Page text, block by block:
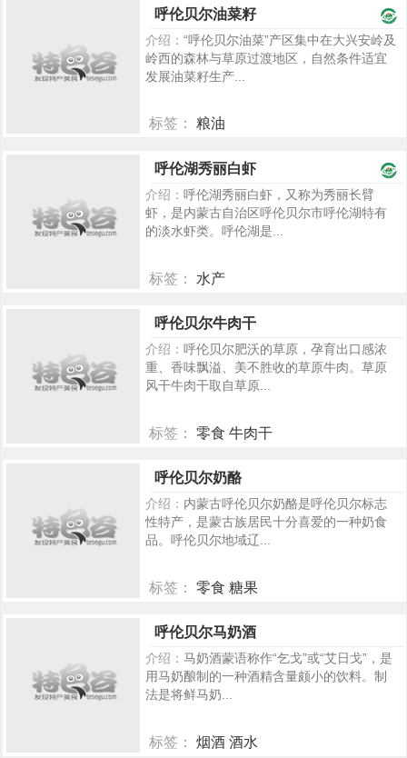
呼伦贝尔油菜籽
介绍： “呼伦贝尔油菜”产区集中在大兴安岭及
岭西的森林与草原过渡地区，自然条件适宜
发展油菜籽生产...
标签： 粮油
呼伦湖秀丽白虾
介绍： 呼伦湖秀丽白虾，又称为秀丽长臂
虾，是内蒙古自治区呼伦贝尔市呼伦湖特有
的淡水虾类。呼伦湖是...
标签： 水产
呼伦贝尔牛肉干
介绍： 呼伦贝尔肥沃的草原，孕育出口感浓
重、香味飘溢、美不胜收的草原牛肉。草原
风干牛肉干取自草原...
标签： 零食 牛肉干
呼伦贝尔奶酪
介绍： 内蒙古呼伦贝尔奶酪是呼伦贝尔标志
性特产，是蒙古族居民十分喜爱的一种奶食
品。呼伦贝尔地域辽...
标签： 零食 糖果
呼伦贝尔马奶酒
介绍： 马奶酒蒙语称作“乞戈”或“艾日戈”，是
用马奶酿制的一种酒精含量颇小的饮料。制
法是将鲜马奶...
标签： 烟酒 酒水